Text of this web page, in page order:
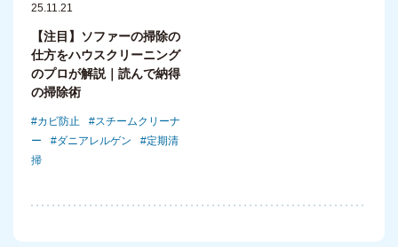
25.11.21
【注目】ソファーの掃除の
仕方をハウスクリーニング
のプロが解説｜読んで納得
の掃除術
カビ防止
スチームクリーナ
ー
ダニアレルゲン
定期清
掃